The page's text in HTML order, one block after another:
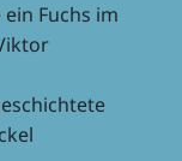
ein Fuchs im